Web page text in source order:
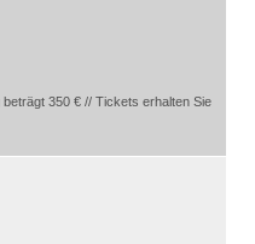
350 € // Tickets erhalten Sie